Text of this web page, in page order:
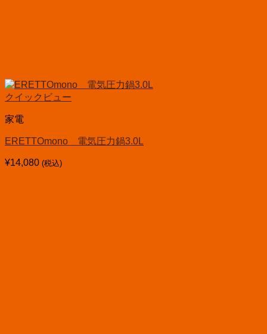
クイックビュー
家電
ERETTOmono 電気圧力鍋3.0L
¥14,080 (税込)